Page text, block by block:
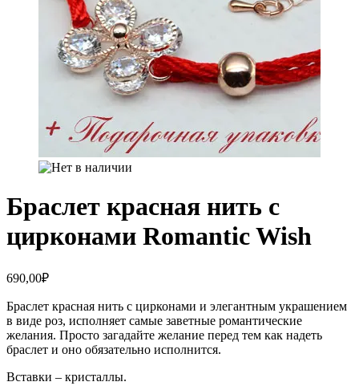
Браслет красная нить с
цирконами Romantic Wish
690,00₽
Браслет красная нить с цирконами и элегантным украшением
в виде роз, исполняет самые заветные романтические
желания. Просто загадайте желание перед тем как надеть
браслет и оно обязательно исполнится.
Вставки – кристаллы.